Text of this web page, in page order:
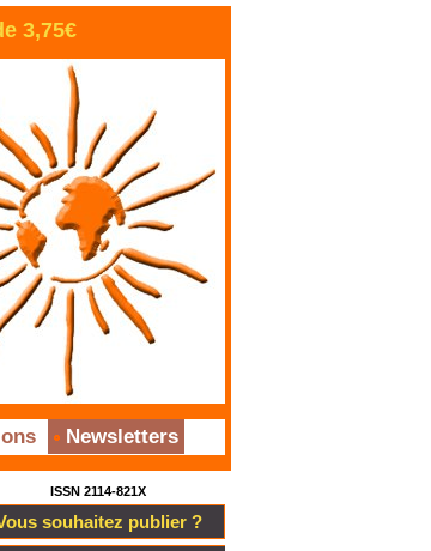
3,75€
Newsletters
ISSN 2114-821X
souhaitez publier ?